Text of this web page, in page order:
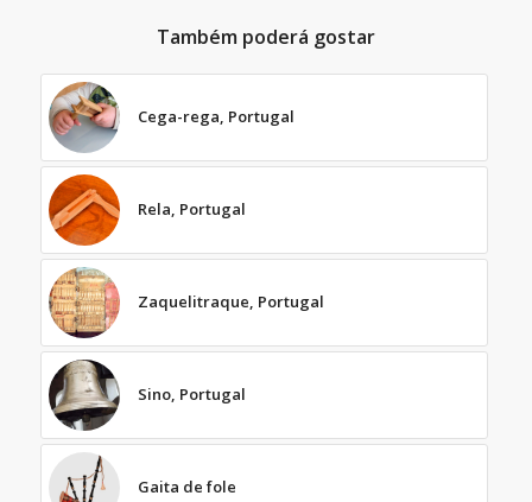
Também poderá gostar
Cega-rega, Portugal
Rela, Portugal
Zaquelitraque, Portugal
Sino, Portugal
Gaita de fole